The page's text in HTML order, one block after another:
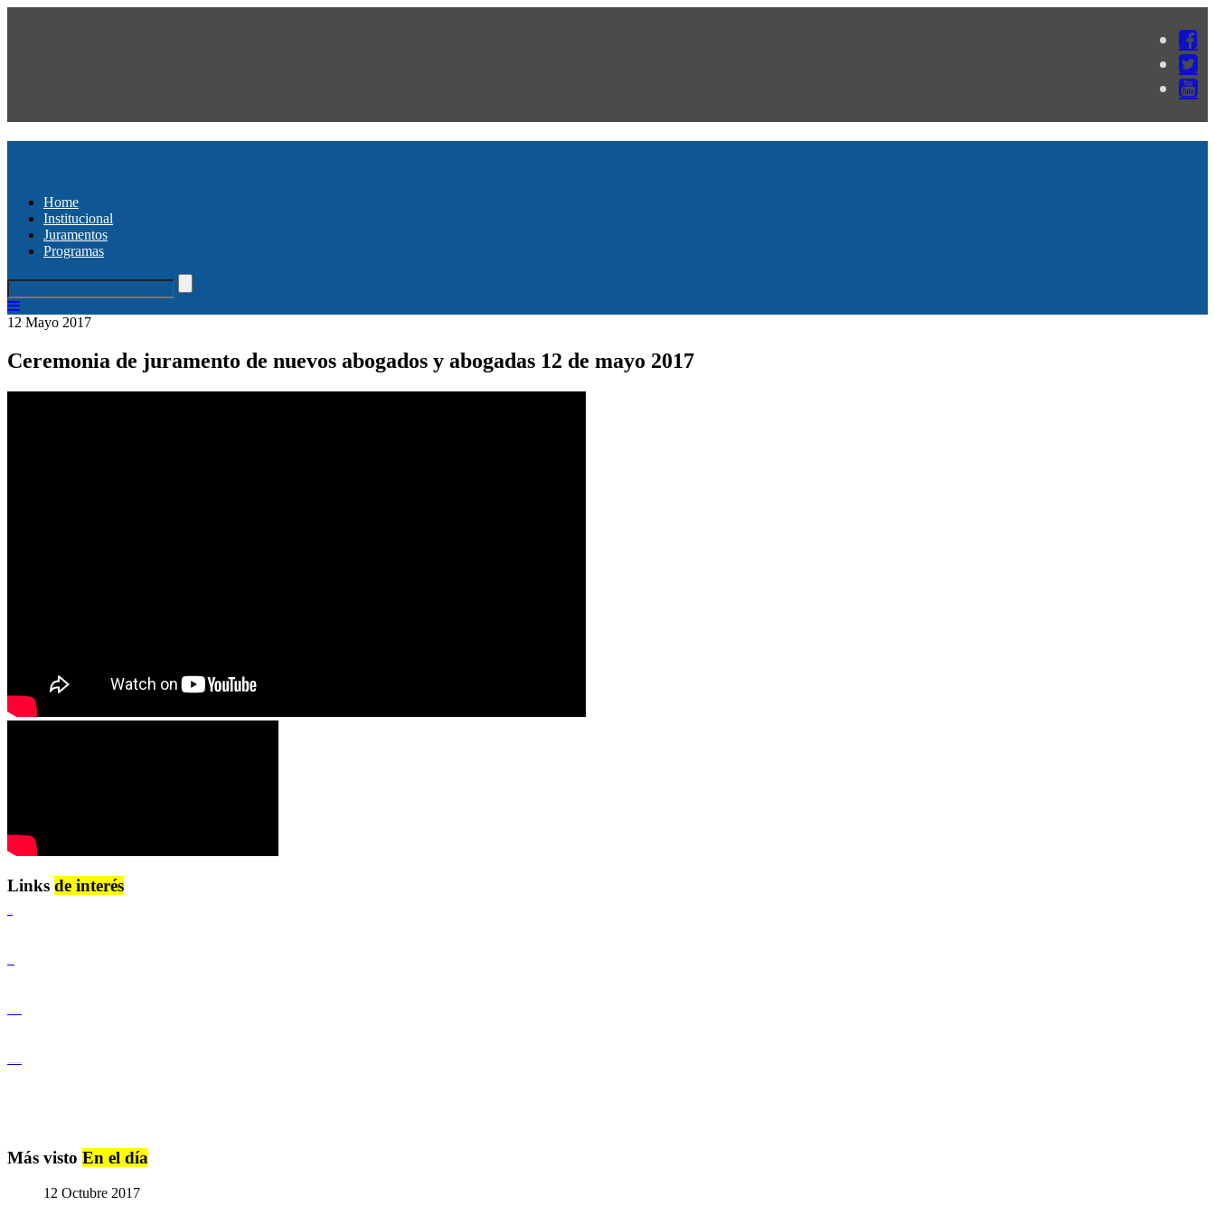
Home
Institucional
Juramentos
Programas
12 Mayo 2017
Ceremonia de juramento de nuevos abogados y abogadas 12 de mayo 2017
Links de interés
Más visto En el día
12 Octubre 2017